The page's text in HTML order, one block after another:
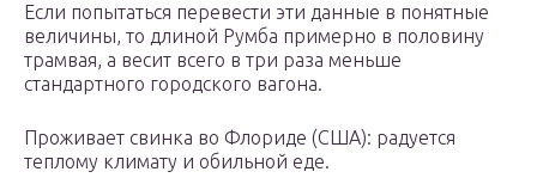
Если попытаться перевести эти данные в понятные
величины, то длиной Румба примерно в половину
трамвая, а весит всего в три раза меньше
стандартного городского вагона.
Проживает свинка во Флориде (США): радуется
теплому климату и обильной еде.